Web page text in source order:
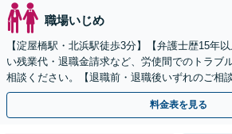
職場いじめ
【淀屋橋駅・北浜駅徒歩3分】【弁護士歴15年
い残業代・退職金請求など、労使間でのトラブ
相談ください。【退職前・退職後いずれのご相
なり、弁護士が代理で会社側に対応。
料金表を見る